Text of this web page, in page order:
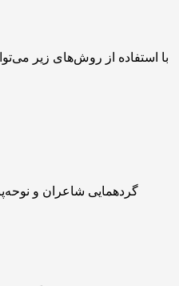
با استفاده از روش‌های زیر
گردهمایی شاعران و